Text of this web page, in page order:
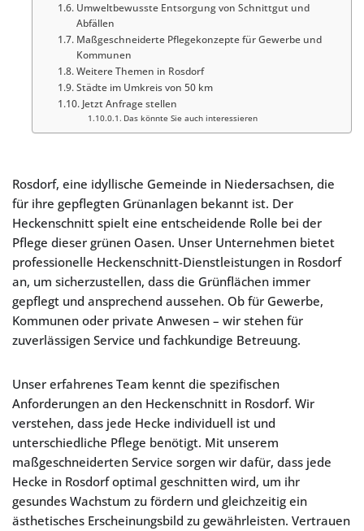
Umweltbewusste Entsorgung von Schnittgut und
Abfällen
Maßgeschneiderte Pflegekonzepte für Gewerbe und
Kommunen
Weitere Themen in Rosdorf
Städte im Umkreis von 50 km
Jetzt Anfrage stellen
Das könnte Sie auch interessieren
Rosdorf, eine idyllische Gemeinde in Niedersachsen, die
für ihre gepflegten Grünanlagen bekannt ist. Der
Heckenschnitt spielt eine entscheidende Rolle bei der
Pflege dieser grünen Oasen. Unser Unternehmen bietet
professionelle Heckenschnitt-Dienstleistungen in Rosdorf
an, um sicherzustellen, dass die Grünflächen immer
gepflegt und ansprechend aussehen. Ob für Gewerbe,
Kommunen oder private Anwesen – wir stehen für
zuverlässigen Service und fachkundige Betreuung.
Unser erfahrenes Team kennt die spezifischen
Anforderungen an den Heckenschnitt in Rosdorf. Wir
verstehen, dass jede Hecke individuell ist und
unterschiedliche Pflege benötigt. Mit unserem
maßgeschneiderten Service sorgen wir dafür, dass jede
Hecke in Rosdorf optimal geschnitten wird, um ihr
gesundes Wachstum zu fördern und gleichzeitig ein
ästhetisches Erscheinungsbild zu gewährleisten. Vertrauen